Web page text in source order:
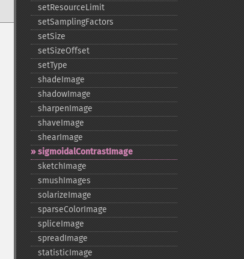
setResourceLimit
setSamplingFactors
setSize
setSizeOffset
setType
shadeImage
shadowImage
sharpenImage
shaveImage
shearImage
sigmoidalContrastImage
sketchImage
smushImages
solarizeImage
sparseColorImage
spliceImage
spreadImage
statisticImage